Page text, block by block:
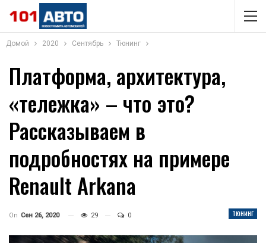
Домой 2020 Сентябрь Тюнинг
Платформа, архитектура,
«тележка» – что это?
Рассказываем в
подробностях на примере
Renault Arkana
ТЮНИНГ
On Сен 26, 2020 29 0